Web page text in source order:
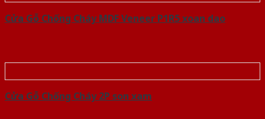
Cửa Gỗ Chống Cháy MDF Veneer P1R5 xoan dao
Cửa Gỗ Chống Cháy 2P son xam